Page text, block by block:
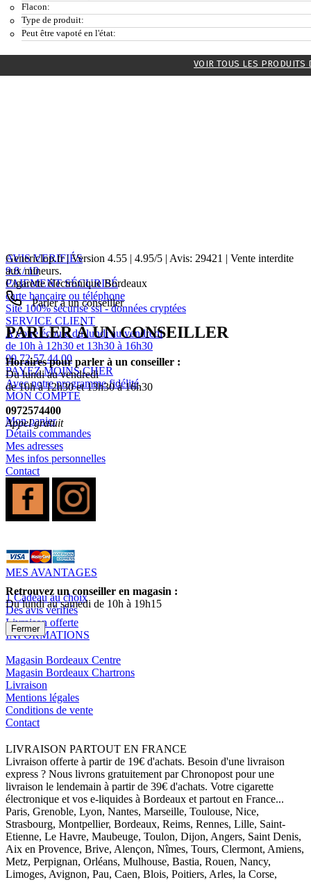
Flacon:
Type de produit:
Peut être vapoté en l'état:
VOIR TOUS LES PRODUITS
AVIS VERIFIÉS
9.8 / 10
PAIEMENT SÉCURISÉ
carte bancaire ou téléphone
Site 100% sécurisé ssl - données cryptées
SERVICE CLIENT
A votre écoute du lundi au vendredi
de 10h à 12h30 et 13h30 à 16h30
09 72 57 44 00
PAYEZ MOINS CHER
Avec notre programme fidélité
MON COMPTE
Mon panier
Détails commandes
Mes adresses
Mes infos personnelles
Contact
MES AVANTAGES
1 Cadeau au choix
Des avis vérifiés
Livraison offerte
INFORMATIONS
Magasin Bordeaux Centre
Magasin Bordeaux Chartrons
Livraison
Mentions légales
Conditions de vente
Contact
LIVRAISON PARTOUT EN FRANCE
Livraison offerte à partir de 19€ d'achats. Besoin d'une livraison
express ? Nous livrons gratuitement par Chronopost pour une
livraison le lendemain à partir de 39€ d'achats. Votre cigarette
électronique et vos e-liquides à Bordeaux et partout en France...
Paris, Grenoble, Lyon, Nantes, Marseille, Toulouse, Nice,
Strasbourg, Montpellier, Bordeaux, Reims, Rennes, Lille, Saint-
Etienne, Le Havre, Maubeuge, Toulon, Dijon, Angers, Saint Denis,
Aix en Provence, Brive, Alençon, Nîmes, Tours, Clermont, Amiens,
Metz, Perpignan, Orléans, Mulhouse, Bastia, Rouen, Nancy,
Limoges, Avignon, Pau, Caen, Blois, Poitiers, Arles, la Corse,
Genericlop.fr|Version 4.55 4.95/5 | Avis: 29421 | Vente interdite
aux mineurs.
Cigarette électronique Bordeaux
Parler à un conseiller
PARLER À UN CONSEILLER
Horaires pour parler à un conseiller :
Du lundi au vendredi
de 10h à 12h30 et 13h30 à 16h30
0972574400
Appel gratuit
Retrouvez un conseiller en magasin :
Du lundi au samedi de 10h à 19h15
Fermer